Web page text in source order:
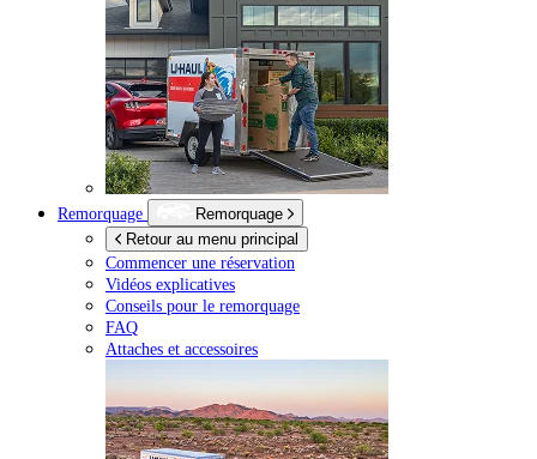
Remorquage
Remorquage
Retour au menu principal
Commencer une réservation
Vidéos explicatives
Conseils pour le remorquage
FAQ
Attaches et accessoires